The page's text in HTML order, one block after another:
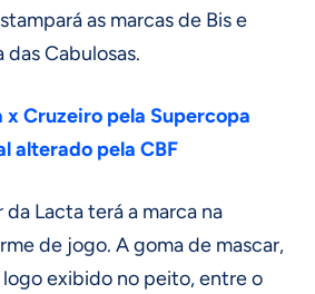
as marcas de Bis e
Cabulosas.
x Cruzeiro pela Supercopa
alterado pela CBF
Lacta terá a marca na
de jogo. A goma de mascar,
logo exibido no peito, entre o